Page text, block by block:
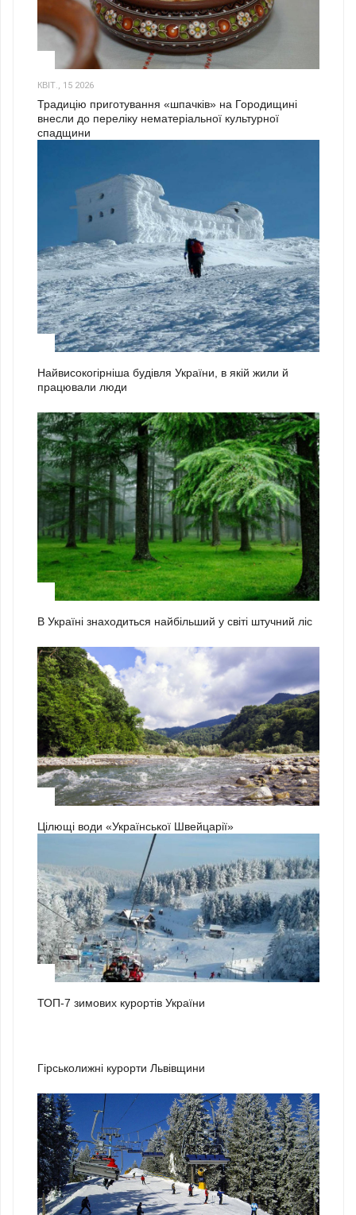
КВІТ., 15 2026
Традицію приготування «шпачків» на Городищині
внесли до переліку нематеріальної культурної
спадщини
Найвисокогірніша будівля України, в якій жили й
працювали люди
В Україні знаходиться найбільший у світі штучний ліс
Цілющі води «Української Швейцарії»
ТОП-7 зимових курортів України
Гірськолижні курорти Львівщини